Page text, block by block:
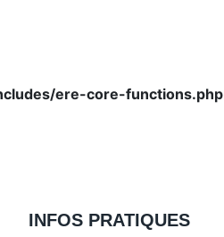
ere-core-functions.php
INFOS PRATIQUES